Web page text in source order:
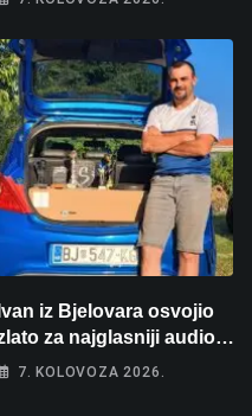
tenisu!
Ivan iz Bjelovara osvojio
za najglasniji audio
i srušio osobni
7. KOLOVOZA 2026.